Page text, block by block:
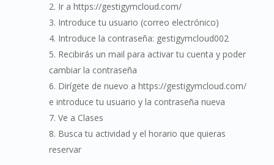
Ir a https://gestigymcloud.com/
Introduce tu usuario (correo electrónico)
Introduce la contraseña: gestigymcloud002
Recibirás un mail para activar tu cuenta y poder
cambiar la contraseña
Dirígete de nuevo a https://gestigymcloud.com/
e introduce tu usuario y la contraseña nueva
Ve a Clases
Busca tu actividad y el horario que quieras
reservar